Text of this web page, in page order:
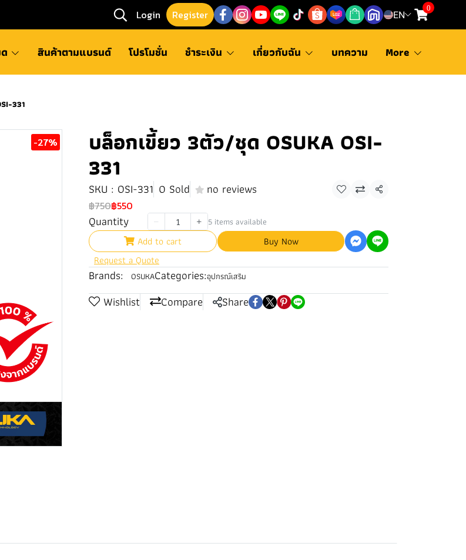
Login Register EN
0
สินค้าตามแบรนด์ โปรโมชั่น ชำระเงิน เกี่ยวกับฉัน บทความ More
331
-27% บล็อกเขี้ยว 3ตัว/ชุด OSUKA OSI-
331
SKU : OSI-331 0 Sold no reviews Share
฿750฿550
Quantity 5 items available
Add to cart
Buy Now
Request a Quote
Brands: OSUKACategories:อุปกรณ์เสริม
Wishlist Compare Share